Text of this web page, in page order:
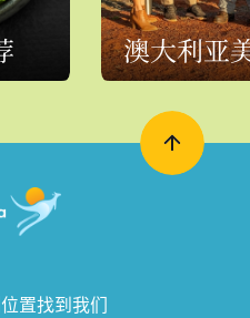
澳大利亚
置找到我们